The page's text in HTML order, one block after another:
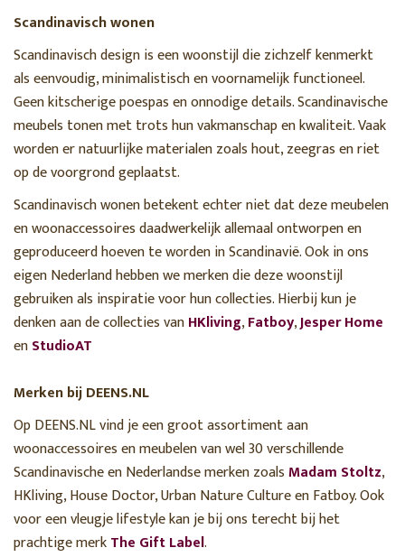
Scandinavisch wonen
Scandinavisch design is een woonstijl die zichzelf kenmerkt
als eenvoudig, minimalistisch en voornamelijk functioneel.
Geen kitscherige poespas en onnodige details. Scandinavische
meubels tonen met trots hun vakmanschap en kwaliteit. Vaak
worden er natuurlijke materialen zoals hout, zeegras en riet
op de voorgrond geplaatst.
Scandinavisch wonen betekent echter niet dat deze meubelen
en woonaccessoires daadwerkelijk allemaal ontworpen en
geproduceerd hoeven te worden in Scandinavië. Ook in ons
eigen Nederland hebben we merken die deze woonstijl
gebruiken als inspiratie voor hun collecties. Hierbij kun je
denken aan de collecties vanHKliving,Fatboy,Jesper Home
enStudioAT
Merken bij DEENS.NL
Op DEENS.NL vind je een groot assortiment aan
woonaccessoires en meubelen van wel 30 verschillende
Scandinavische en Nederlandse merken zoalsMadam Stoltz,
HKliving, House Doctor, Urban Nature Culture en Fatboy. Ook
voor een vleugje lifestyle kan je bij ons terecht bij het
prachtige merkThe Gift Label.